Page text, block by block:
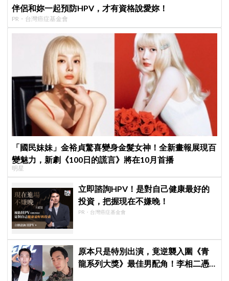
伴侶和妳一起預防HPV，才有資格說愛妳！
PR・台灣癌症基金會
「國民妹妹」金裕貞驚喜變身金髮女神！全新畫報展現百
變魅力，新劇《100日的謊言》將在10月首播
明星
立即諮詢HPV！是對自己健康最好的
投資，把握現在不嫌晚！
PR・台灣癌症基金會
原本只是特別出演，竟逆襲入圍《青
龍系列大獎》最佳男配角！李相二憑